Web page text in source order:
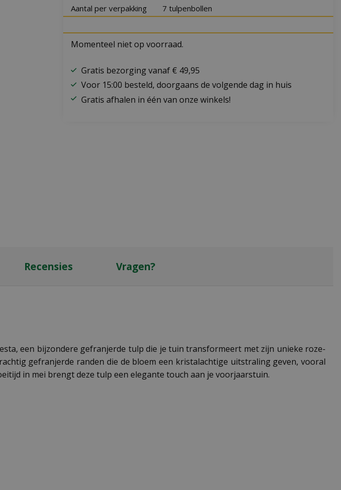
Aantal per verpakking 7 tulpenbollen
Momenteel niet op voorraad.
Gratis bezorging vanaf € 49,95
Voor 15:00 besteld, doorgaans de volgende dag in huis
Gratis afhalen in één van onze winkels!
Recensies Vragen?
een bijzondere gefranjerde tulp die je tuin transformeert met zijn unieke roze-
gefranjerde randen die de bloem een kristalachtige uitstraling geven, vooral
in mei brengt deze tulp een elegante touch aan je voorjaarstuin.